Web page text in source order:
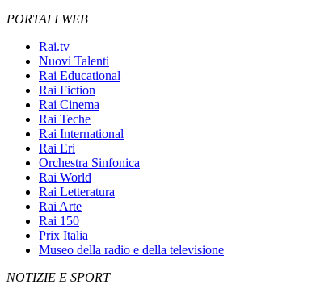
PORTALI WEB
Rai.tv
Nuovi Talenti
Rai Educational
Rai Fiction
Rai Cinema
Rai Teche
Rai International
Rai Eri
Orchestra Sinfonica
Rai World
Rai Letteratura
Rai Arte
Rai 150
Prix Italia
Museo della radio e della televisione
NOTIZIE E SPORT